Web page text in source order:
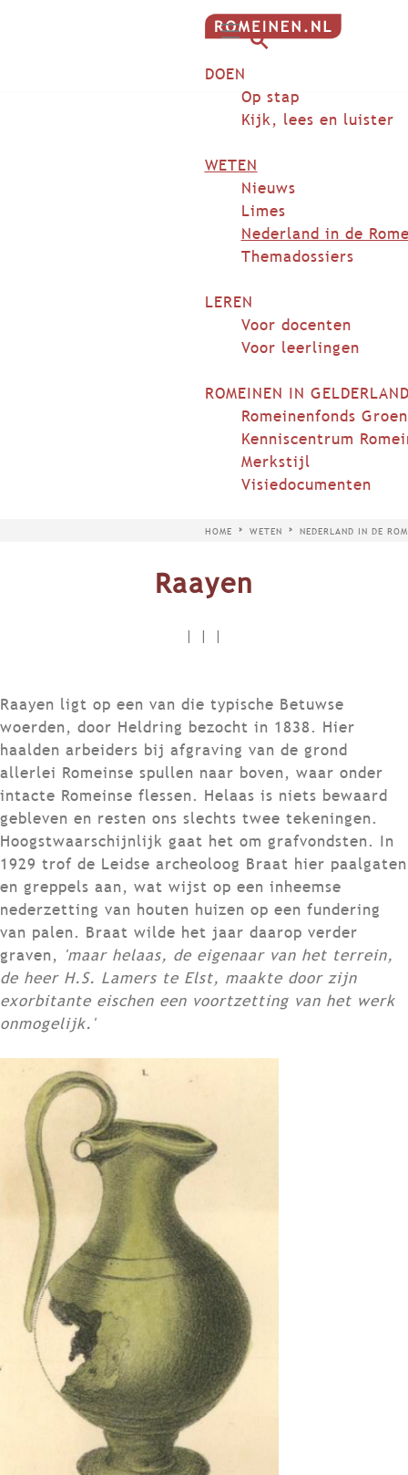
G
n
d
p
e
e
k
DOEN
Op stap
Kijk, lees en luister
WETEN
Nieuws
Limes
Nederland in de
Themadossiers
LEREN
Voor docenten
Voor leerlingen
ROMEINEN IN
Romeinenfonds
Kenniscentrum
Merkstijl
Visiedocumenten
HOME WETEN NEDERLAND IN DE
Raayen
| | |
Raayen ligt op een van die typische Betuwse
woerden, door Heldring bezocht in 1838. Hier
haalden arbeiders bij afgraving van de grond
allerlei Romeinse spullen naar boven, waar onder
intacte Romeinse flessen. Helaas is niets bewaard
gebleven en resten ons slechts twee tekeningen.
Hoogstwaarschijnlijk gaat het om grafvondsten. In
1929 trof de Leidse archeoloog Braat hier paalgaten
en greppels aan, wat wijst op een inheemse
nederzetting van houten huizen op een fundering
van palen. Braat wilde het jaar daarop verder
graven, 'maar helaas, de eigenaar van het terrein,
de heer H.S. Lamers te Elst, maakte door zijn
exorbitante eischen een voortzetting van het werk
onmogelijk.'